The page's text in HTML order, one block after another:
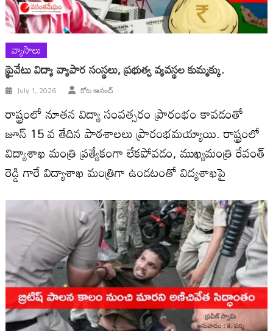
వ్యాసాలు
ప్రైవేటు విద్యా వ్యాపార సంస్థలు, ప్రభుత్వ వ్యవస్థల కుమ్మక్కు.
July 1, 2026 కోట ఆనంద్
రాష్ట్రంలో నూతన విద్యా సంవత్సరం ప్రారంభం కావడంతో
జూన్ 15 వ తేదిన పాఠశాలలు ప్రారంభమయ్యాయి. రాష్ట్రంలో
విద్యాశాఖ మంత్రి ప్రత్యేకంగా లేకపోవడం, ముఖ్యమంత్రి రేవంత్
రెడ్డి గారే విద్యాశాఖ మంత్రిగా ఉండటంతో విద్యశాఖపై